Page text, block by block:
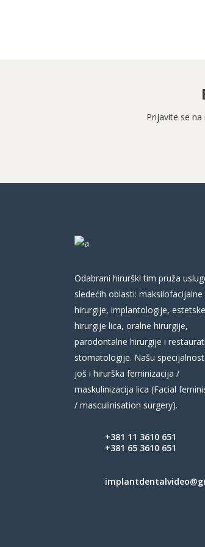
Prijavite se
Odabrani hirurški tim pruža
sledećih oblasti: maksilofacijalne
hirurgije, implantologije, estetske
hirurgije lica, oralne hirurgije,
parodontalne hirurgije i
stomatologije. Našu
još i hirurška feminizacija /
maskulinizacija lica (Facial
/ masculinisation surgery).
+381 11 3610 651
+381 65 3610 651